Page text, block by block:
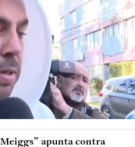
apunta contra